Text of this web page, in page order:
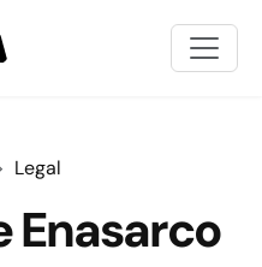
Legal
Enasarco